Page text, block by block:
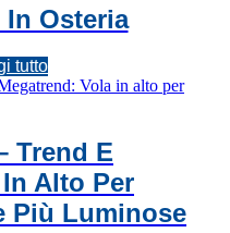
Osteria
tutto
Trend E
Alto Per
Più Luminose